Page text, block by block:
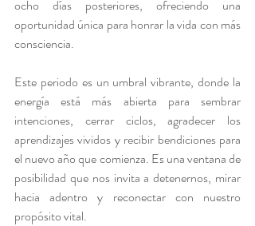
ocho días posteriores, ofreciendo una
oportunidad única para honrar la vida con más
consciencia.
Este periodo es un umbral vibrante, donde la
energía está más abierta para sembrar
intenciones, cerrar ciclos, agradecer los
aprendizajes vividos y recibir bendiciones para
el nuevo año que comienza. Es una ventana de
posibilidad que nos invita a detenernos, mirar
hacia adentro y reconectar con nuestro
propósito vital.